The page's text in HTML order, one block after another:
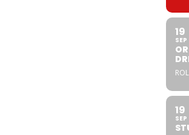
19
SEP
19
SEP